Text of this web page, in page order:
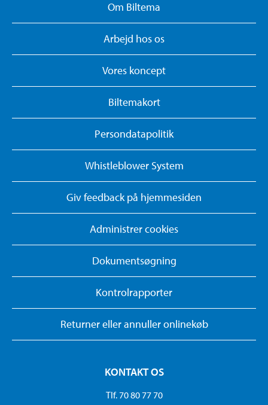
Om Biltema
Arbejd hos os
Vores koncept
Biltemakort
Persondatapolitik
Whistleblower System
Giv feedback på hjemmesiden
Administrer cookies
Dokumentsøgning
Kontrolrapporter
Returner eller annuller onlinekøb
KONTAKT OS
Tlf. 70 80 77 70